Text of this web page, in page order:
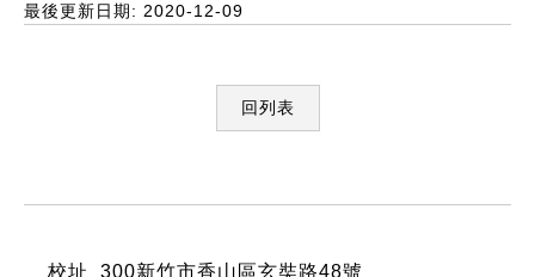
最後更新日期: 2020-12-09
回列表
校址 300新竹市香山區玄奘路48號